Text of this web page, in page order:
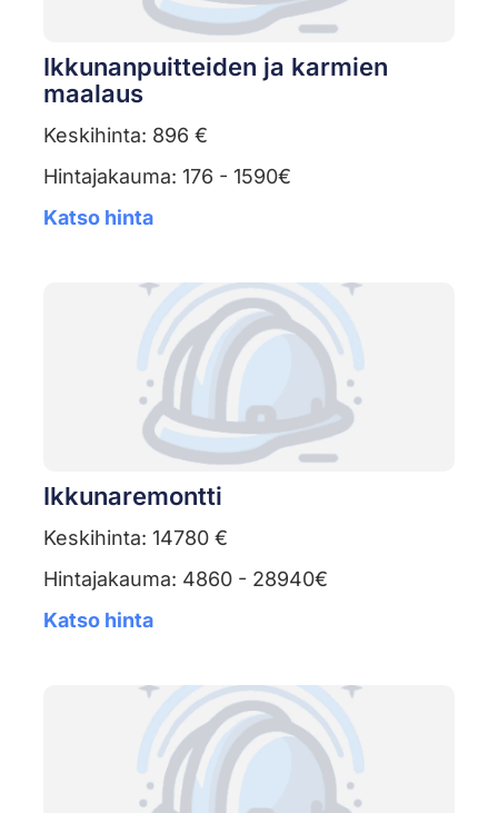
Ikkunanpuitteiden ja karmien
maalaus
Keskihinta: 896 €
Hintajakauma: 176 - 1590€
Katso hinta
Ikkunaremontti
Keskihinta: 14780 €
Hintajakauma: 4860 - 28940€
Katso hinta